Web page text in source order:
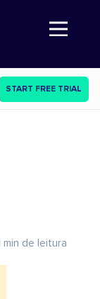
Abre a navegação
START FREE TRIAL
min de leitura